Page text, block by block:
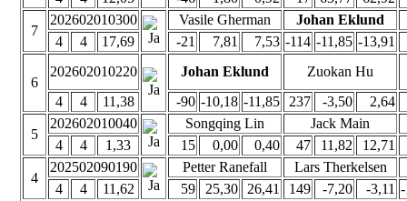
7
202602010300 Vasile Gherman
Johan Eklund
4
4 17,69 -21 7,81 7,53 -114 -11,85 -13,91
6
202602010220 Johan Eklund
Zuokan Hu
4
4 11,38 -90 -10,18 -11,85 237 -3,50 2,64
5
202602010040 Songqing Lin
Jack Main
4
4 1,33 15 0,00 0,40 47 11,82 12,71
4
202502090190 Petter Ranefall
Lars Therkelsen
4
4 11,62 59 25,30 26,41 149 -7,20 -3,11